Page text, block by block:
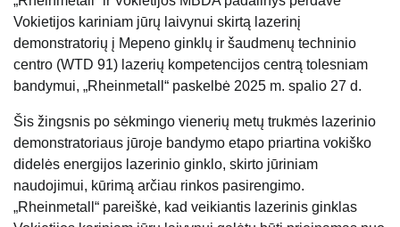
Vokietijos kariniam jūrų laivynui skirtą lazerinį
demonstratorių į Mepeno ginklų ir šaudmenų techninio
centro (WTD 91) lazerių kompetencijos centrą tolesniam
bandymui, „Rheinmetall“ paskelbė 2025 m. spalio 27 d.
Šis žingsnis po sėkmingo vienerių metų trukmės lazerinio
demonstratoriaus jūroje bandymo etapo priartina vokiško
didelės energijos lazerinio ginklo, skirto jūriniam
naudojimui, kūrimą arčiau rinkos pasirengimo.
„Rheinmetall“ pareiškė, kad veikiantis lazerinis ginklas